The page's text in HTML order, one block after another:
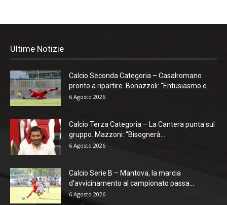
Ultime Notizie
Calcio Seconda Categoria – Casalromano
pronto a ripartire. Bonazzoli: “Entusiasmo e...
6 Agosto 2026
Calcio Terza Categoria – La Cantera punta sul
gruppo. Mazzoni: “Bisognerà...
6 Agosto 2026
Calcio Serie B – Mantova, la marcia
d’avvicinamento al campionato passa...
6 Agosto 2026